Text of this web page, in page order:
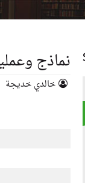
نماذج
خالدي خديجة